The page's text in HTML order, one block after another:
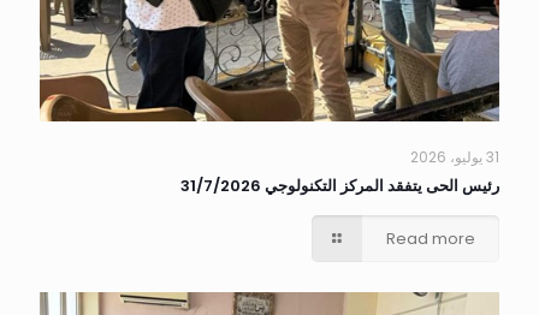
31 يوليو، 2026
رئيس الحى يتفقد المركز التكنولوجي 31/7/2026
Read more